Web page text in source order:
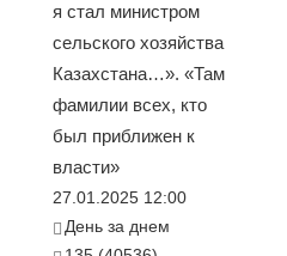
я стал министром
сельского хозяйства
Казахстана…». «Там
фамилии всех, кто
был приближен к
власти»
27.01.2025 12:00
День за днем